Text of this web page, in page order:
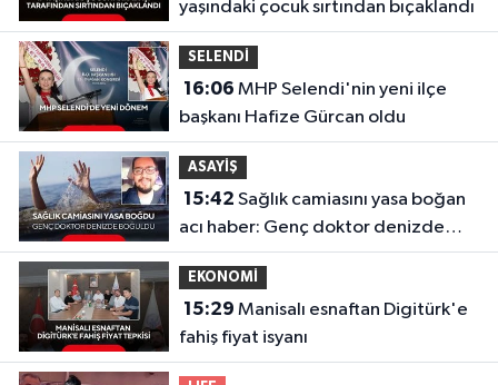
yaşındaki çocuk sırtından bıçaklandı
SELENDİ
16:06
başkanı Hafize Gürcan oldu
ASAYİŞ
15:42
acı haber: Genç doktor denizde
boğuldu
EKONOMİ
15:29
fahiş fiyat isyanı